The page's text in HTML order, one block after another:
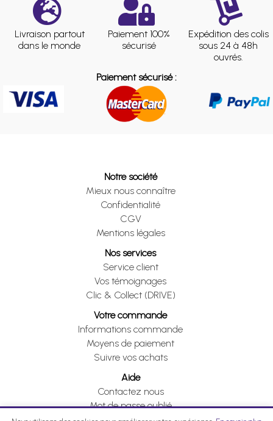
Livraison partout
dans le monde
Paiement 100%
sécurisé
Expédition des colis
sous 24 à 48h
ouvrés.
Paiement sécurisé :
Notre société
Mieux nous connaître
Confidentialité
CGV
Mentions légales
Nos services
Service client
Vos témoignages
Clic & Collect (DRIVE)
Votre commande
Informations commande
Moyens de paiement
Suivre vos achats
Aide
Contactez nous
Mot de passe oublié